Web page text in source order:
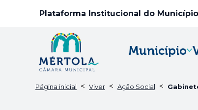
Plataforma Institucional do
Município
Página inicial < Viver < Ação Social <